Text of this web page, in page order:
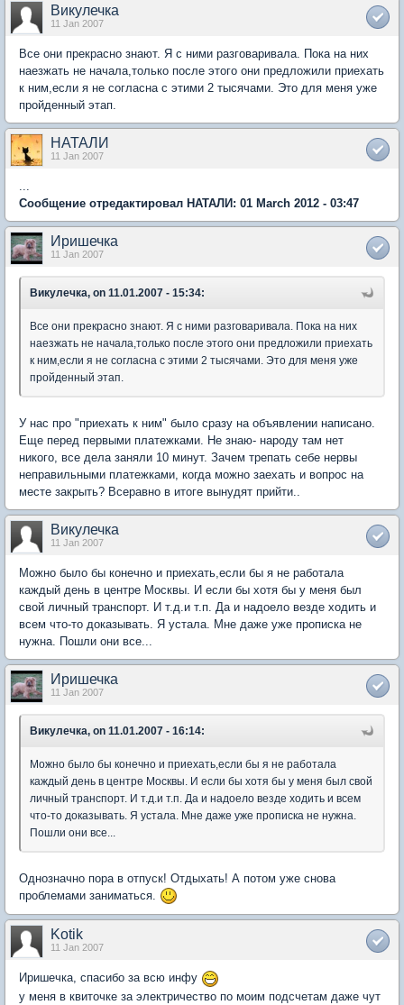
Викулечка
11 Jan 2007
Все они прекрасно знают. Я с ними разговаривала. Пока на них
наезжать не начала,только после этого они предложили приехать
к ним,если я не согласна с этими 2 тысячами. Это для меня уже
пройденный этап.
НАТАЛИ
11 Jan 2007
Сообщение отредактировал НАТАЛИ: 01 March 2012 - 03:47
Иришечка
11 Jan 2007
Викулечка, on 11.01.2007 - 15:34:
Все они прекрасно знают. Я с ними разговаривала. Пока на них
наезжать не начала,только после этого они предложили приехать
к ним,если я не согласна с этими 2 тысячами. Это для меня уже
пройденный этап.
У нас про "приехать к ним" было сразу на объявлении написано.
Еще перед первыми платежками. Не знаю- народу там нет
никого, все дела заняли 10 минут. Зачем трепать себе нервы
неправильными платежками, когда можно заехать и вопрос на
месте закрыть? Всеравно в итоге вынудят прийти..
Викулечка
11 Jan 2007
Можно было бы конечно и приехать,если бы я не работала
каждый день в центре Москвы. И если бы хотя бы у меня был
свой личный транспорт. И т.д.и т.п. Да и надоело везде ходить и
всем что-то доказывать. Я устала. Мне даже уже прописка не
нужна. Пошли они все...
Иришечка
11 Jan 2007
Викулечка, on 11.01.2007 - 16:14:
Можно было бы конечно и приехать,если бы я не работала
каждый день в центре Москвы. И если бы хотя бы у меня был свой
личный транспорт. И т.д.и т.п. Да и надоело везде ходить и всем
что-то доказывать. Я устала. Мне даже уже прописка не нужна.
Пошли они все...
Однозначно пора в отпуск! Отдыхать! А потом уже снова
проблемами заниматься.
Kotik
11 Jan 2007
Иришечка, спасибо за всю инфу
у меня в квиточке за электричество по моим подсчетам даже чут